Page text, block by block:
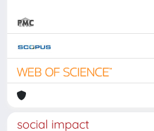
social impact